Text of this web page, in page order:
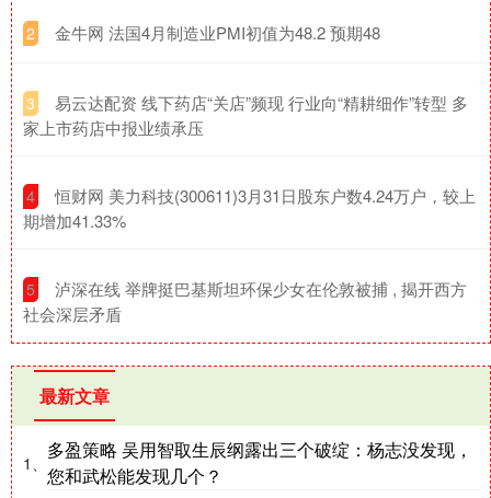
2 ​金牛网 法国4月制造业PMI初值为48.2 预期48
3
​易云达配资 线下药店“关店”频现 行业向“精耕细作”转型 多
家上市药店中报业绩承压
4
​恒财网 美力科技(300611)3月31日股东户数4.24万户，较上
期增加41.33%
5
​泸深在线 举牌挺巴基斯坦环保少女在伦敦被捕 , 揭开西方
社会深层矛盾
最新文章
1、
多盈策略 吴用智取生辰纲露出三个破绽：杨志没发现，
您和武松能发现几个？